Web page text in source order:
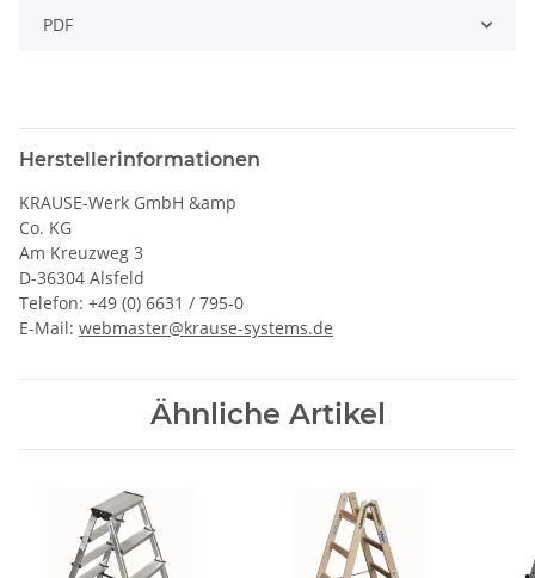
PDF
Herstellerinformationen
KRAUSE-Werk GmbH &amp
Co. KG
Am Kreuzweg 3
D-36304 Alsfeld
Telefon: +49 (0) 6631 / 795-0
E-Mail: webmaster@krause-systems.de
Ähnliche Artikel